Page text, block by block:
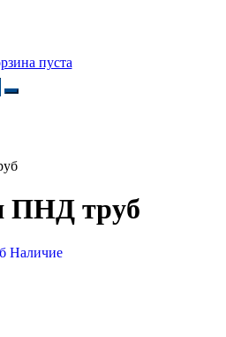
пуста
ПНД труб
Наличие